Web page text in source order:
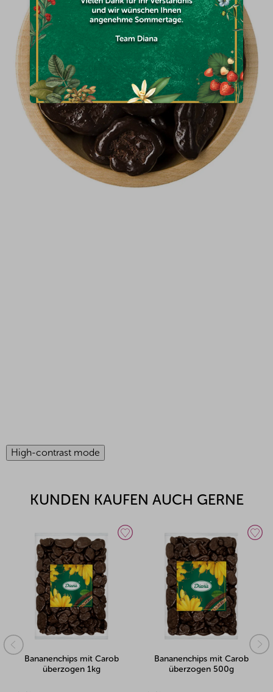
High-contrast mode
KUNDEN KAUFEN AUCH GERNE
Bananenchips mit Carob
überzogen 1kg
Bananenchips mit Carob
überzogen 500g